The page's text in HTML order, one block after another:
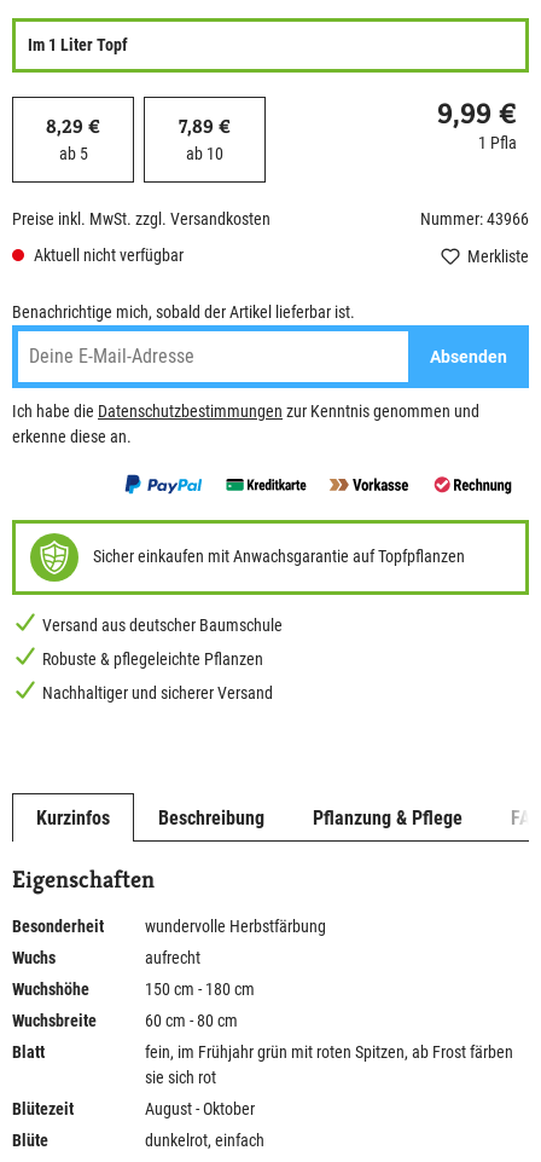
Im 1 Liter Topf
8,29 €
ab 5
7,89 €
ab 10
9,99 €
1 Pfla
Preise inkl. MwSt. zzgl. Versandkosten
Nummer: 43966
Aktuell nicht verfügbar
Merkliste
Benachrichtige mich, sobald der Artikel lieferbar ist.
Absenden
Ich habe die Datenschutzbestimmungen zur Kenntnis genommen und
erkenne diese an.
Sicher einkaufen mit Anwachsgarantie auf Topfpflanzen
Versand aus deutscher Baumschule
Robuste & pflegeleichte Pflanzen
Nachhaltiger und sicherer Versand
Kurzinfos Beschreibung Pflanzung & Pflege
Eigenschaften
Besonderheit
wundervolle Herbstfärbung
Wuchs
aufrecht
Wuchshöhe
150 cm - 180 cm
Wuchsbreite
60 cm - 80 cm
Blatt
fein, im Frühjahr grün mit roten Spitzen, ab Frost färben
sie sich rot
Blütezeit
August - Oktober
Blüte
dunkelrot, einfach